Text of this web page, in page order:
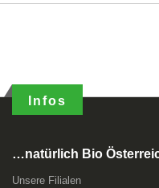
Infos
…natürlich Bio
Unsere Filialen